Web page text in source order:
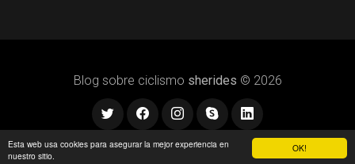
OK!
Esta web usa cookies para asegurar la mejor experiencia en
nuestro sitio.
Blog sobre ciclismo sherides © 2026